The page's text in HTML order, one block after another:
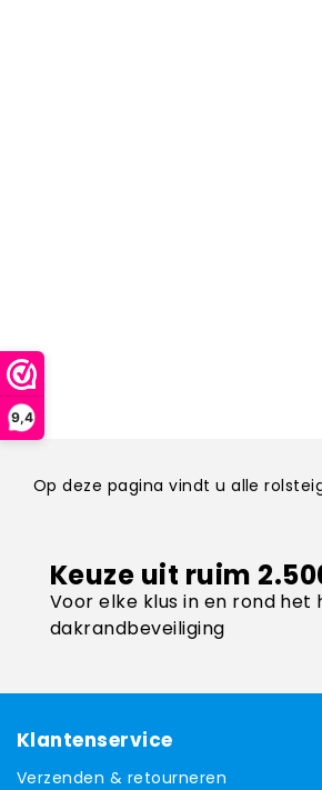
9,4
Op deze pagina vindt u alle
Keuze uit ruim
Voor elke klus in en rond
dakrandbeveiliging
Klantenservice
Verzenden & retourneren